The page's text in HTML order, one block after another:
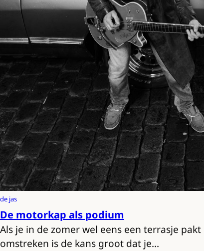
de jas
De motorkap als podium
Als je in de zomer wel eens een terrasje
omstreken is de kans groot dat je…